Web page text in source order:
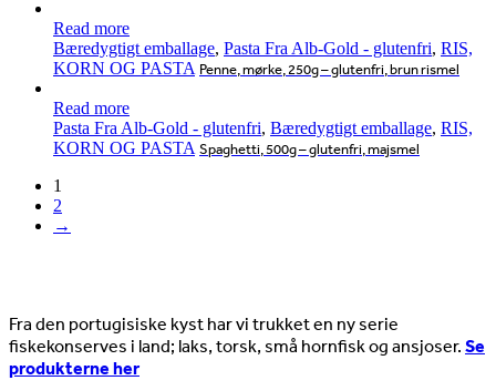
Read more
Bæredygtigt emballage, Pasta Fra Alb-Gold - glutenfri, RIS,
KORN OG PASTA Penne, mørke, 250g – glutenfri, brun rismel
Read more
Pasta Fra Alb-Gold - glutenfri, Bæredygtigt emballage, RIS,
KORN OG PASTA Spaghetti, 500g – glutenfri, majsmel
1
2
→
Fra den portugisiske kyst har vi trukket en ny serie
fiskekonserves i land; laks, torsk, små hornfisk og ansjoser. Se
produkterne her